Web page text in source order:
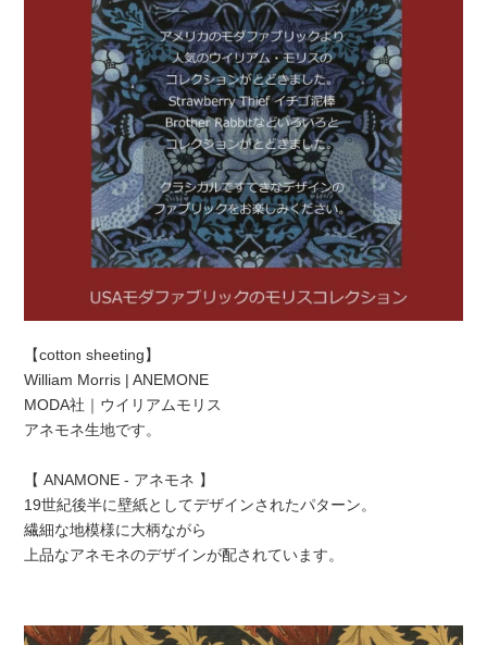
【cotton sheeting】
William Morris | ANEMONE
MODA社｜ウイリアムモリス
アネモネ生地です。
【 ANAMONE - アネモネ 】
19世紀後半に壁紙としてデザインされたパターン。
繊細な地模様に大柄ながら
上品なアネモネのデザインが配されています。